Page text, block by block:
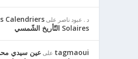
د . عبود ناصر علىCalendriers
Solaires التّأريخ الشّمسي
tagmaoui علىعين سيدي